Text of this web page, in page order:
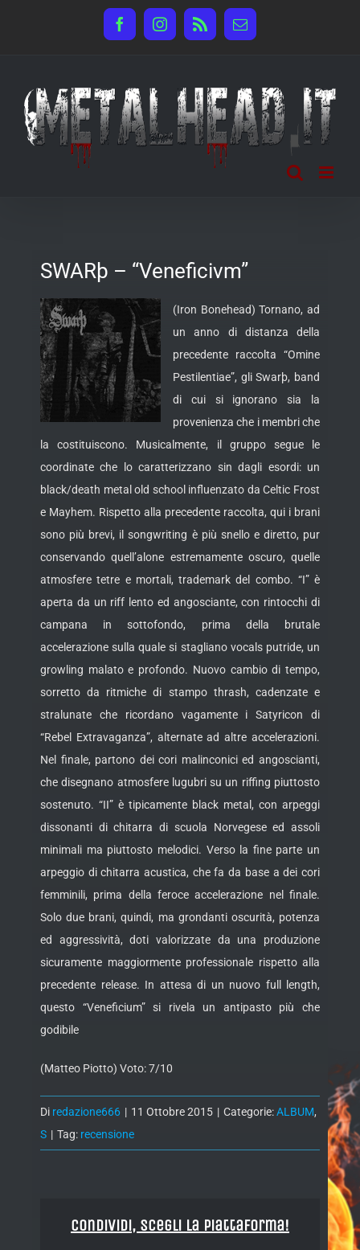
FacebookInstagram
Rss Email
SWARþ – “Veneficivm”
(Iron Bonehead) Tornano, ad
un anno di distanza della
precedente raccolta “Omine
Pestilentiae”, gli Swarþ, band
di cui si ignorano sia la
provenienza che i membri che
la costituiscono. Musicalmente, il gruppo segue le
coordinate che locaratterizzano sin dagli esordi: un
black/death metal old school influenzato da Celtic Frost
e Mayhem. Rispetto alla precedente raccolta, qui i brani
sono più brevi, il songwriting è più snello e diretto, pur
conservando quell’alone estremamente oscuro, quelle
atmosfere tetre e mortali, trademark del combo. “I” è
aperta da un riff lento ed angosciante, con rintocchi di
campana in sottofondo, prima della brutale
accelerazione sulla quale si stagliano vocals putride, un
growling malato e profondo. Nuovo cambio di tempo,
sorretto da ritmiche di stampo thrash, cadenzate e
stralunate che ricordano vagamente i Satyricon di
“Rebel Extravaganza”, alternate ad altre accelerazioni.
Nel finale, partono dei cori malinconici ed angoscianti,
che disegnano atmosfere lugubri su un riffing piuttosto
sostenuto. “II” è tipicamente black metal, con arpeggi
dissonanti di chitarra di scuola Norvegese ed assoli
minimali ma piuttosto melodici. Verso la fine parte un
arpeggio di chitarra acustica, che fa da base a dei cori
femminili, prima della feroce accelerazione nel finale.
Solo due brani, quindi, ma grondanti oscurità, potenza
ed aggressività, doti valorizzate da una produzione
sicuramente maggiormente professionale rispetto alla
precedente release. In attesa di un nuovo full length,
questo “Veneficium” si rivela un antipasto più che
godibile
(Matteo Piotto) Voto: 7/10
Di redazione666 | 11 Ottobre 2015 | Categorie:ALBUM,
S | Tag: recensione
Condividi, Scegli la piattaforma!